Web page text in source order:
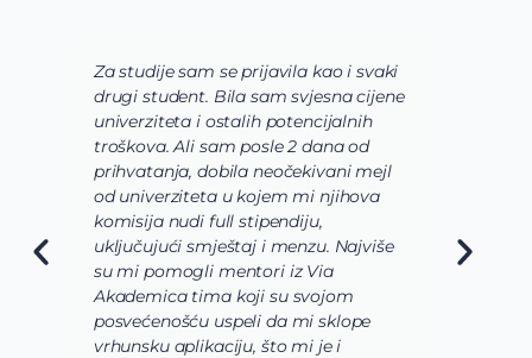
Za studije sam se prijavila kao i svaki
drugi student. Bila sam svjesna cijene
univerziteta i ostalih potencijalnih
troškova. Ali sam posle 2 dana od
prihvatanja, dobila neočekivani mejl
od univerziteta u kojem mi njihova
komisija nudi full stipendiju,
uključujući smještaj i menzu. Najviše
su mi pomogli mentori iz Via
Akademica tima koji su svojom
posvećenošću uspeli da mi sklope
vrhunsku aplikaciju, što mi je i